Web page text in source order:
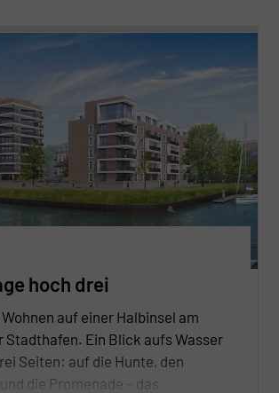
hoch drei
auf einer Halbinsel am
Stadthafen. Ein Blick aufs Wasser
Seiten: auf die Hunte, den
die Promenade – das